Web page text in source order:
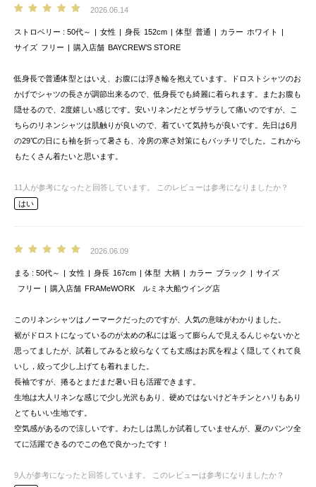
2026.06.14
ストロベリー 50代～ 女性 身長 152cm 体型 普通 カラー ホワイト
サイズ フリー 購入店舗 BAYCREW’S STORE
低身長で普通体型とはいえ、お腹には浮き輪を抱えています。ドロストシャツのお
かげでシャツの長さが調節出来るので、低身長でも綺麗に着られます。またお腹も
隠せるので、2度嬉しい感じです。安いリネンだとザラザラして痛いのですが、こ
ちらのリネンシャツは肌触りが良いので、着ていて気持ちが良いです。先日は6月
の29℃の日にも袖を折って暑さも、冷房の寒さ対策にもバッチリでした。これから
もたくさん着たいと思います。
11 人が参考になったと回答しています。
このレビューは参考になりましたか？
はい
2026.06.09
まる 50代～ 女性 身長 167cm 体型 大柄 カラー ブラック
サイズ
フリー
購入店舗 FRAMeWORK ルミネ大船ウイング店
このリネンシャツはノーマークだったのですが、人気の意味がわかりました。
裾がドロストになっているのが太めの私には返って膨らんで見えるんじゃないかと
思ってましたが、試着してみると絞らなくても丈感はお尻を程よく隠してくれて良
いし，絞って少し上げても着れました。
長袖ですが、捲るとまだまだ暑い日も活躍できます。
生地は大人リネンな感じで少し光沢もあり、硬めではないけどキチンとハリもあり
とてもいい生地です。
空気感があるので涼しいです。わたしは黒しか試着していませんが、夏のパンツ全
てに活躍できるのでこの色で良かったです！
9 人が参考になったと回答しています。 このレビューは参考になりましたか？